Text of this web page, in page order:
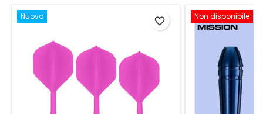
Nuovo favorite_border Non disponibile